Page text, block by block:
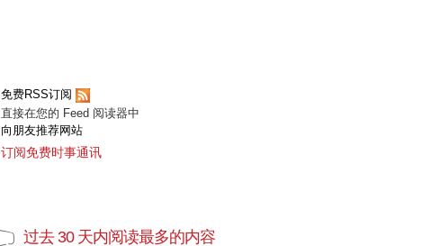
免费RSS订阅
直接在您的 Feed 阅读器中
向朋友推荐网站
订阅免费时事通讯
过去 30 天内阅读最多的内容